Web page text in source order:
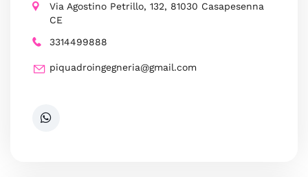
Via Agostino Petrillo, 132, 81030 Casapesenna
CE
3314499888
piquadroingegneria@gmail.com